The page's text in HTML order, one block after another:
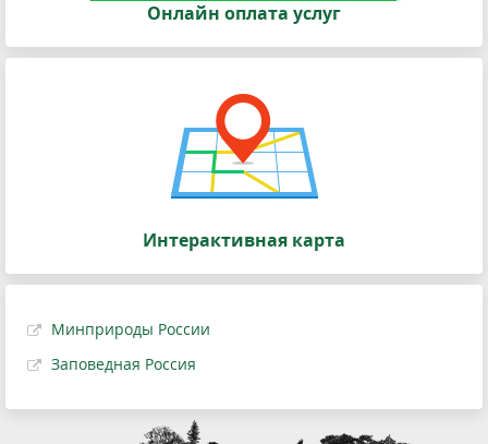
Онлайн оплата услуг
Интерактивная карта
Минприроды России
Заповедная Россия